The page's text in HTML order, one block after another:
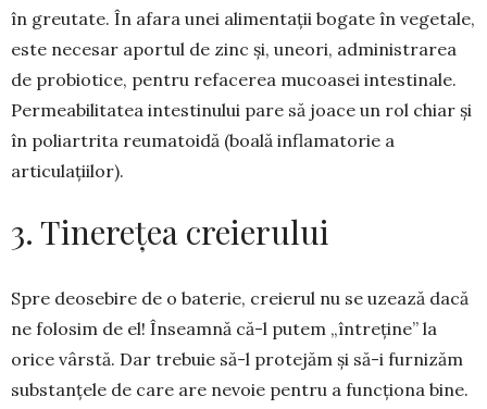
în greutate. În afara unei alimentații bogate în vegetale,
este necesar aportul de zinc și, uneori, administrarea
de pro­biotice, pentru refa­cerea mu­coasei intestinale.
Permeabilitatea intes­tinului pare să joace un rol chiar și
în poliartrita reumatoidă (boală infla­matorie a
articulațiilor).
3. Tinerețea creierului
Spre deosebire de o baterie, cre­ierul nu se uzează dacă
ne folosim de el! Înseamnă că-l putem „între­ține” la
orice vârstă. Dar trebuie să-l pro­tejăm și să-i furnizăm
substanțele de care are nevoie pentru a funcționa bine.